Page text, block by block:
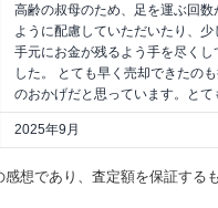
高齢の叔母のため、足を運ぶ回数
ように配慮していただいたり、少
手元にお金が残るよう手を尽くし
した。 とても早く売却できたの
のおかげだと思っています。とて
2025年9月
想であり、査定額を保証する